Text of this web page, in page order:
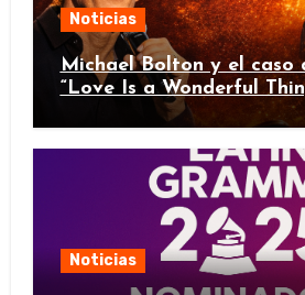
Noticias
Michael Bolton y el caso
“Love Is a Wonderful
Noticias